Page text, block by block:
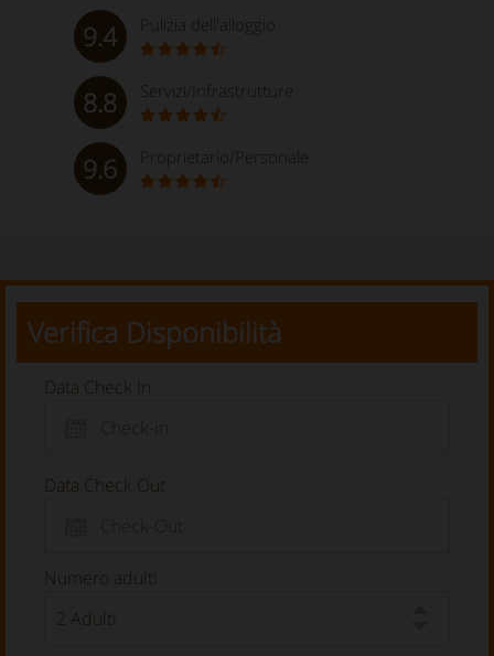
9.4 Pulizia dell'alloggio
8.8 Servizi/Infrastrutture
9.6 Proprietario/Personale
Verifica Disponibilità
Data Check In
Data Check Out
Numero adulti